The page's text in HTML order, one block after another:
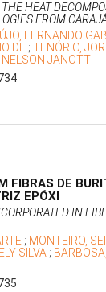
HEAT
FROM
FERNANDO
DE ; TENÓRIO,
JANOTTI
FIBRAS DE
EPÓXI
IN
; MONTEIRO,
SILVA ; BARBOSA,